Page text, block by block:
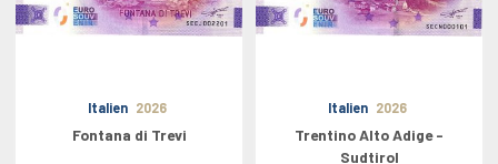
Italien 2026
Fontana di Trevi
Italien 2026
Trentino Alto Adige -
Sudtirol